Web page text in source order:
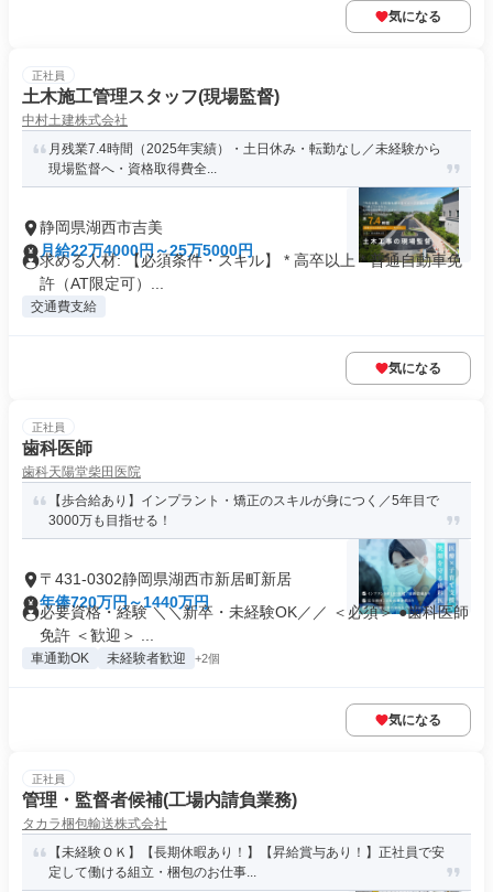
気になる
正社員
土木施工管理スタッフ(現場監督)
中村土建株式会社
月残業7.4時間（2025年実績）・土日休み・転勤なし／未経験から
現場監督へ・資格取得費全...
静岡県湖西市吉美
月給22万4000円～25万5000円
求める人材: 【必須条件・スキル】 * 高卒以上 * 普通自動車免
許（AT限定可）...
交通費支給
気になる
正社員
歯科医師
歯科天陽堂柴田医院
【歩合給あり】インプラント・矯正のスキルが身につく／5年目で
3000万も目指せる！
〒431-0302静岡県湖西市新居町新居
年俸720万円～1440万円
必要資格・経験 ＼＼新卒・未経験OK／／ ＜必須＞ ●歯科医師
免許 ＜歓迎＞ ...
車通勤OK 未経験者歓迎 +2個
気になる
正社員
管理・監督者候補(工場内請負業務)
タカラ梱包輸送株式会社
【未経験ＯＫ】【長期休暇あり！】【昇給賞与あり！】正社員で安
定して働ける組立・梱包のお仕事...